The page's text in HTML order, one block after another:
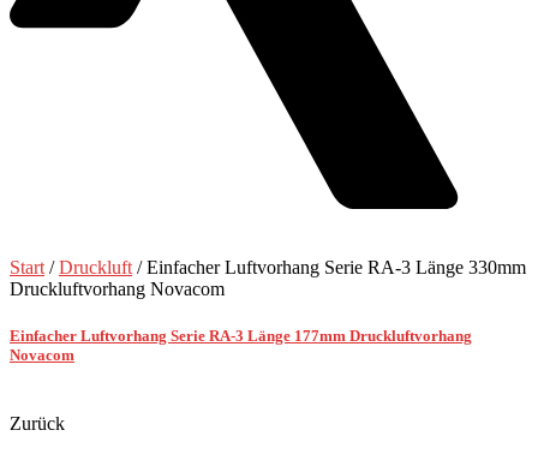
Start /Druckluft / Einfacher Luftvorhang Serie RA-3 Länge 330mm
Druckluftvorhang Novacom
Einfacher Luftvorhang Serie RA-3 Länge 177mm Druckluftvorhang
Novacom
Zurück